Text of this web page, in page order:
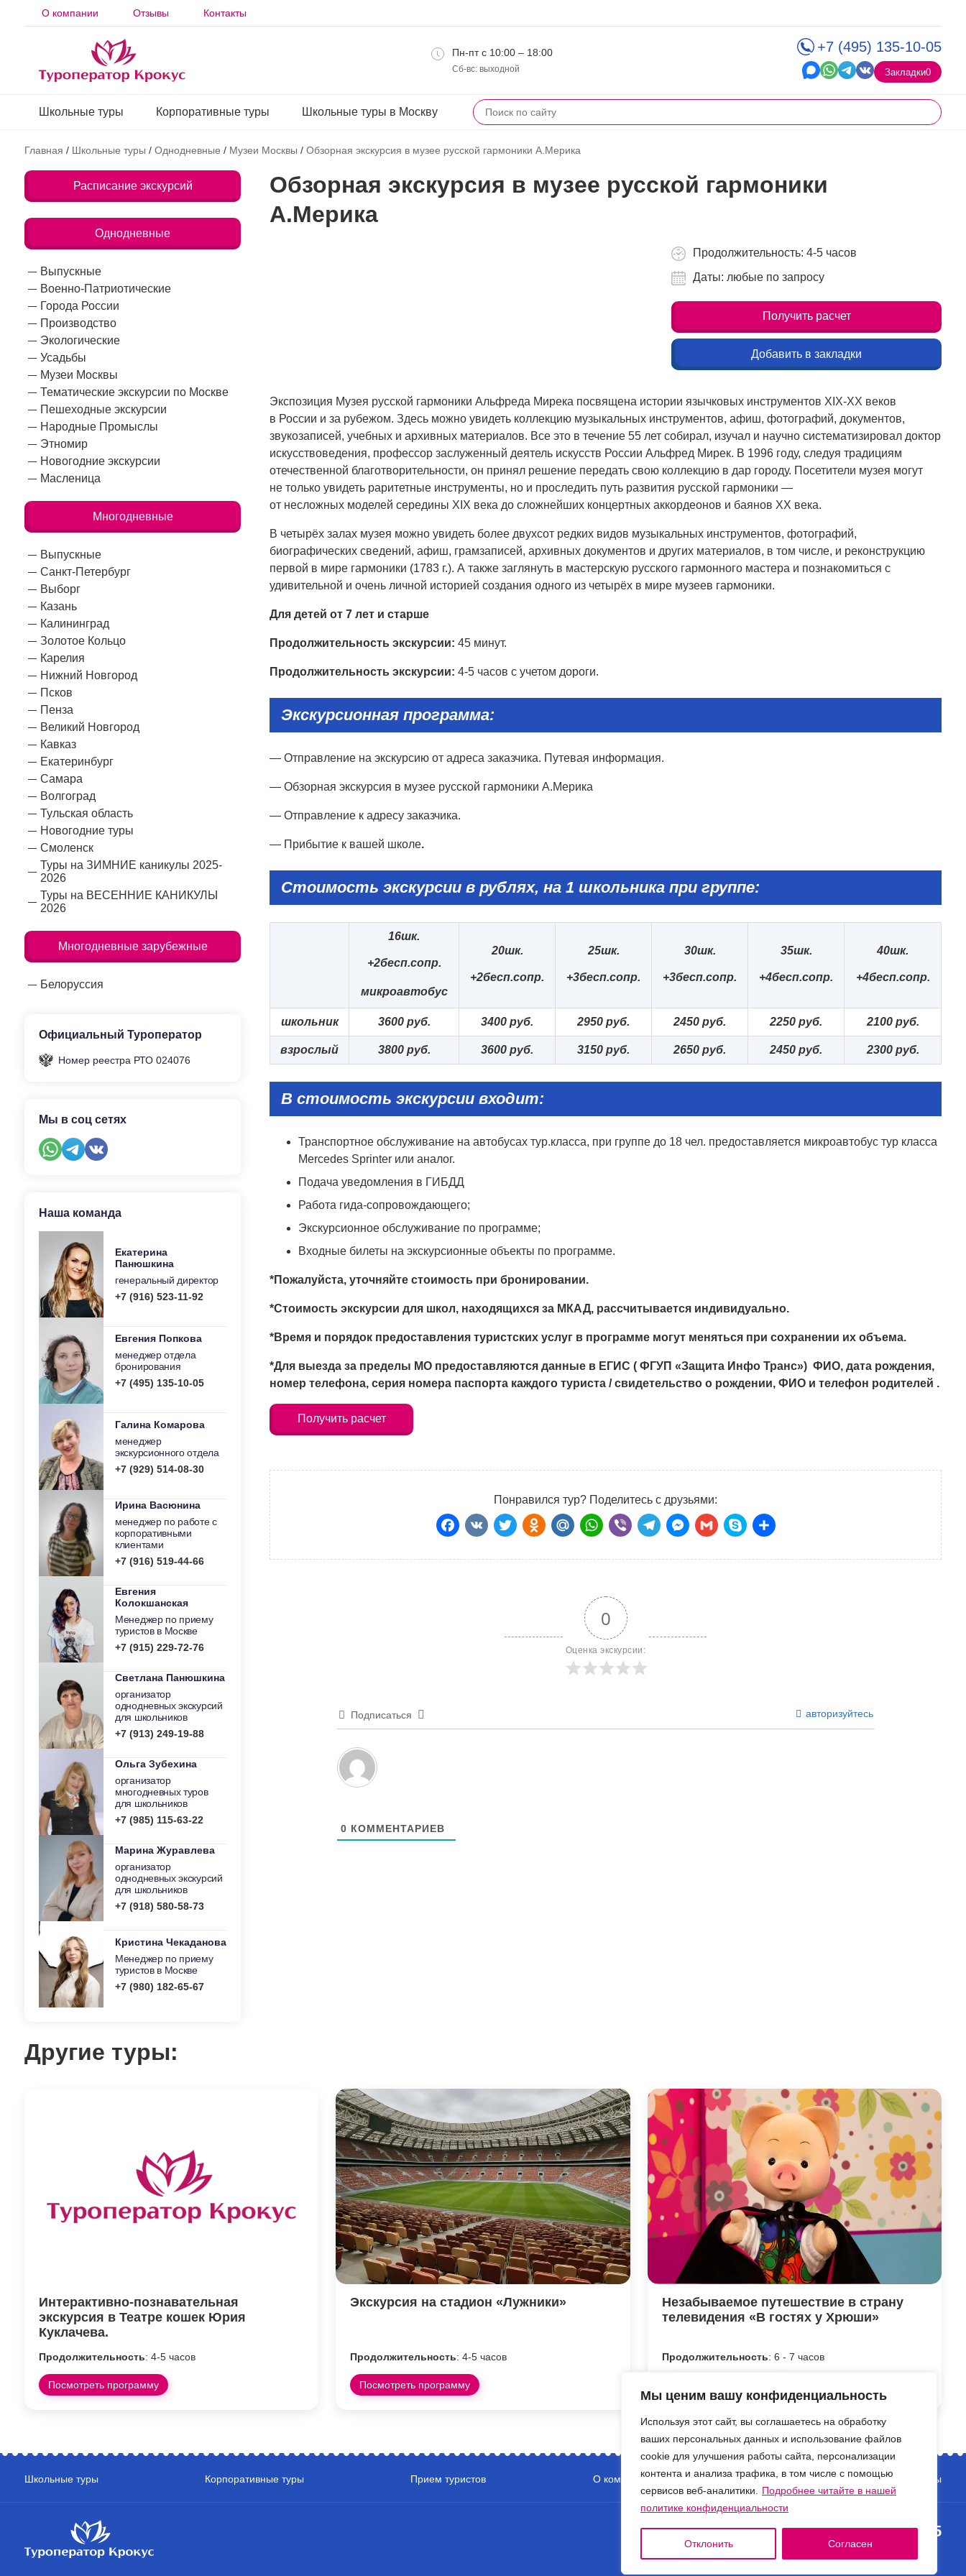
Мы ценим вашу конфиденциальность
Используя этот сайт, вы соглашаетесь на обработку
ваших персональных данных и использование файлов
cookie для улучшения работы сайта, персонализации
контента и анализа трафика, в том числе с помощью
сервисов веб-аналитики.
Подробнее читайте в нашей
политике конфиденциальности
Отклонить Согласен
О компании Отзывы Контакты
Пн-пт с 10:00 – 18:00
Сб-вс: выходной
+7 (495) 135-10-05
Закладки0
Школьные туры Корпоративные туры Школьные туры в Москву
Главная / Школьные туры / Однодневные / Музеи Москвы / Обзорная экскурсия в музее русской гармоники А.Мерика
Расписание экскурсий
Однодневные
Выпускные
Военно-Патриотические
Города России
Производство
Экологические
Усадьбы
Музеи Москвы
Тематические экскурсии по Москве
Пешеходные экскурсии
Народные Промыслы
Этномир
Новогодние экскурсии
Масленица
Многодневные
Выпускные
Санкт-Петербург
Выборг
Казань
Калининград
Золотое Кольцо
Карелия
Нижний Новгород
Псков
Пенза
Великий Новгород
Кавказ
Екатеринбург
Самара
Волгоград
Тульская область
Новогодние туры
Смоленск
Туры на ЗИМНИЕ каникулы 2025-
2026
Туры на ВЕСЕННИЕ КАНИКУЛЫ
2026
Многодневные зарубежные
Белоруссия
Официальный Туроператор
Номер реестра РТО 024076
Мы в соц сетях
Наша команда
Екатерина
Панюшкина
генеральный директор
+7 (916) 523-11-92
Евгения Попкова
менеджер отдела
бронирования
+7 (495) 135-10-05
Галина Комарова
менеджер
экскурсионного отдела
+7 (929) 514-08-30
Ирина Васюнина
менеджер по работе с
корпоративными
клиентами
+7 (916) 519-44-66
Евгения
Колокшанская
Менеджер по приему
туристов в Москве
+7 (915) 229-72-76
Светлана Панюшкина
организатор
однодневных экскурсий
для школьников
+7 (913) 249-19-88
Ольга Зубехина
организатор
многодневных туров
для школьников
+7 (985) 115-63-22
Марина Журавлева
организатор
однодневных экскурсий
для школьников
+7 (918) 580-58-73
Кристина Чекаданова
Менеджер по приему
туристов в Москве
+7 (980) 182-65-67
Обзорная экскурсия в музее русской гармоники
А.Мерика
Продолжительность: 4-5 часов
Даты: любые по запросу
Получить расчет
Добавить в закладки
Экспозиция Музея русской гармоники Альфреда Мирека посвящена истории язычковых инструментов XIX-XX веков
в России и за рубежом. Здесь можно увидеть коллекцию музыкальных инструментов, афиш, фотографий, документов,
звукозаписей, учебных и архивных материалов. Все это в течение 55 лет собирал, изучал и научно систематизировал доктор
искусствоведения, профессор заслуженный деятель искусств России Альфред Мирек. В 1996 году, следуя традициям
отечественной благотворительности, он принял решение передать свою коллекцию в дар городу. Посетители музея могут
не только увидеть раритетные инструменты, но и проследить путь развития русской гармоники ―
от несложных моделей середины XIX века до сложнейших концертных аккордеонов и баянов XX века.
В четырёх залах музея можно увидеть более двухсот редких видов музыкальных инструментов, фотографий,
биографических сведений, афиш, грамзаписей, архивных документов и других материалов, в том числе, и реконструкцию
первой в мире гармоники (1783 г.). А также заглянуть в мастерскую русского гармонного мастера и познакомиться с
удивительной и очень личной историей создания одного из четырёх в мире музеев гармоники.
Для детей от 7 лет и старше
Продолжительность экскурсии: 45 минут.
Продолжительность экскурсии: 4-5 часов с учетом дороги.
Экскурсионная программа:
— Отправление на экскурсию от адреса заказчика. Путевая информация.
— Обзорная экскурсия в музее русской гармоники А.Мерика
— Отправление к адресу заказчика.
— Прибытие к вашей школе.
Стоимость экскурсии в рублях, на 1 школьника при группе:
16шк.
+2бесп.сопр.
микроавтобус
20шк.
+2бесп.сопр.
25шк.
+3бесп.сопр.
30шк.
+3бесп.сопр.
35шк.
+4бесп.сопр.
40шк.
+4бесп.сопр.
школьник 3600 руб. 3400 руб. 2950 руб. 2450 руб. 2250 руб. 2100 руб.
взрослый 3800 руб. 3600 руб. 3150 руб. 2650 руб. 2450 руб. 2300 руб.
В стоимость экскурсии входит:
Транспортное обслуживание на автобусах тур.класса, при группе до 18 чел. предоставляется микроавтобус тур класса
Mercedes Sprinter или аналог.
Подача уведомления в ГИБДД
Работа гида-сопровождающего;
Экскурсионное обслуживание по программе;
Входные билеты на экскурсионные объекты по программе.
*Пожалуйста, уточняйте стоимость при бронировании.
*Стоимость экскурсии для школ, находящихся за МКАД, рассчитывается индивидуально.
*Время и порядок предоставления туристских услуг в программе могут меняться при сохранении их объема.
*Для выезда за пределы МО предоставляются данные в ЕГИС ( ФГУП «Защита Инфо Транс») ФИО, дата рождения,
номер телефона, серия номера паспорта каждого туриста / свидетельство о рождении, ФИО и телефон родителей .
Получить расчет
Понравился тур? Поделитесь с друзьями:
0
Оценка экскурсии:
Подписаться авторизуйтесь
0 КОММЕНТАРИЕВ
Другие туры:
Интерактивно-познавательная
экскурсия в Театре кошек Юрия
Куклачева.
Продолжительность: 4-5 часов
Посмотреть программу
Экскурсия на стадион «Лужники»
Продолжительность: 4-5 часов
Посмотреть программу
Незабываемое путешествие в страну
телевидения «В гостях у Хрюши»
Продолжительность: 6 - 7 часов
Школьные туры Корпоративные туры Прием туристов О компании Отзывы Контакты
+7 (495) 135-10-05